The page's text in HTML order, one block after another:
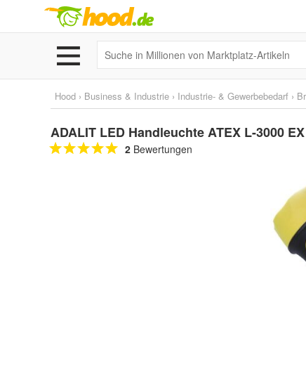
Hood › Business & Industrie › Industrie- & Gewerbebedarf ›
ADALIT LED Handleuchte ATEX L-3000
2 Bewertungen